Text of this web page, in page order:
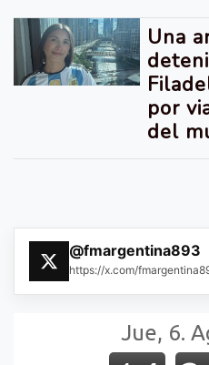
Una
por
del
@fmargentina893
https://x.com/